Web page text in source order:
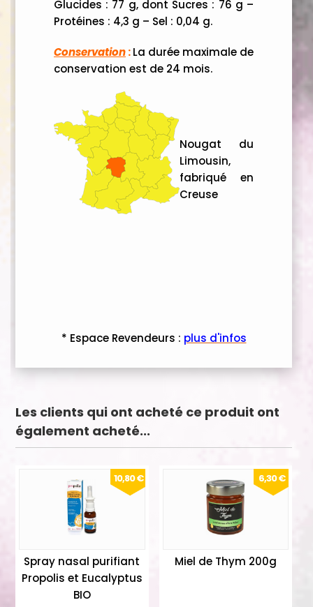
Glucides : 77 g, dont Sucres : 76 g –
Protéines : 4,3 g – Sel : 0,04 g.
Conservation:La durée maximale de
conservation est de 24 mois.
Nougat du
Limousin,
fabriqué en
Creuse
* Espace Revendeurs : plus d'infos
Les clients qui ont acheté ce produit ont
également acheté...
Spray nasal purifiant
Propolis et Eucalyptus
BIO
10,80 €
Miel de Thym 200g
6,30 €